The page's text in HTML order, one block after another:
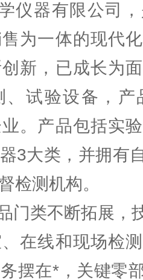
仪器有限公司
为一体的现代
新，已成长为
、试验设备，
。产品包括实
3大类，并拥有
检测机构。
门类不断拓展，
在线和现场检
摆在*，关键零